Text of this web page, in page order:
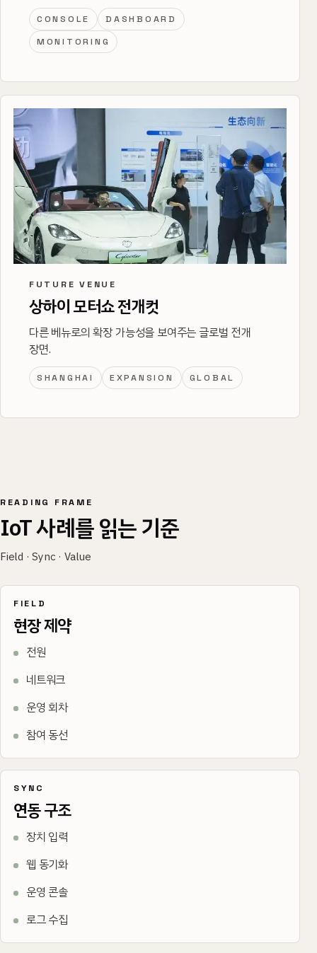
CONSOLE
DASHBOARD
MONITORING
FUTURE VENUE
상하이 모터쇼 전개컷
다른 베뉴로의 확장 가능성을 보여주는 글로벌 전개
장면.
SHANGHAI EXPANSION GLOBAL
READING FRAME
IoT 사례를 읽는 기준
Field · Sync · Value
FIELD
현장 제약
전원
네트워크
운영 회차
참여 동선
SYNC
연동 구조
장치 입력
웹 동기화
운영 콘솔
로그 수집